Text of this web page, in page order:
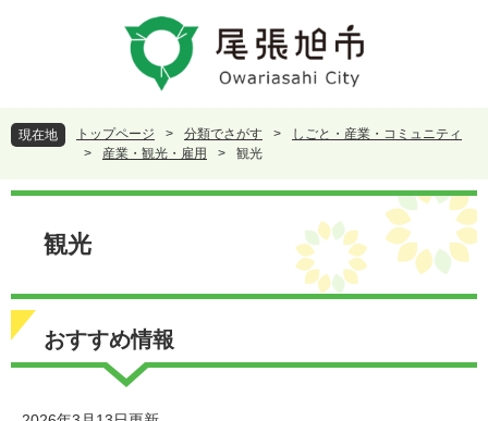
頭
で
。
飛
ば
て
現在地 トップページ > 分類でさがす >
しごと・産業・コミュニティ
>
産業・観光・雇用 > 観光
本
観光
おすすめ情報